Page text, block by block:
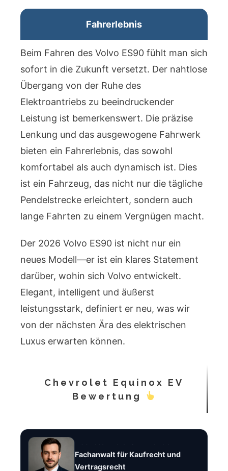
Fahrerlebnis
Beim Fahren des Volvo ES90 fühlt man sich
sofort in die Zukunft versetzt. Der nahtlose
Übergang von der Ruhe des
Elektroantriebs zu beeindruckender
Leistung ist bemerkenswert. Die präzise
Lenkung und das ausgewogene Fahrwerk
bieten ein Fahrerlebnis, das sowohl
komfortabel als auch dynamisch ist. Dies
ist ein Fahrzeug, das nicht nur die tägliche
Pendelstrecke erleichtert, sondern auch
lange Fahrten zu einem Vergnügen macht.
Der 2026 Volvo ES90 ist nicht nur ein
neues Modell—er ist ein klares Statement
darüber, wohin sich Volvo entwickelt.
Elegant, intelligent und äußerst
leistungsstark, definiert er neu, was wir
von der nächsten Ära des elektrischen
Luxus erwarten können.
Chevrolet Equinox EV
Bewertung
Fachanwalt für Kaufrecht und
Vertragsrecht